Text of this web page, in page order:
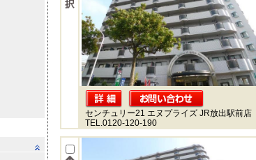
センチュリー21 エヌプライズ JR放出駅前店
TEL.0120-120-190